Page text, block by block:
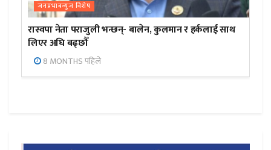
जनप्रभाबन्युज विशेष
रास्वपा नेता पराजुली भन्छन्- बालेन, कुलमान र हर्कलाई साथ
लिएर अघि बढ्छौँ
8 MONTHS पहिले